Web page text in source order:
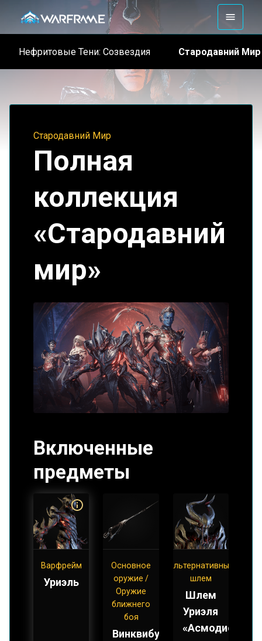
Нефритовые Тени: Созвездия Стародавний Мир
Стародавний Мир
Полная
коллекция
«Стародавний
мир»
Включенные
предметы
Варфрейм
Уриэль
Основное
оружие /
Оружие
ближнего
боя
Винквибус
Альтернативный
шлем
Шлем
Уриэля
«Асмодион»